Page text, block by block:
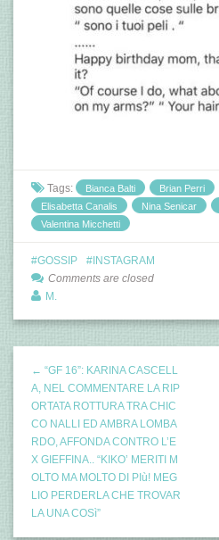
Tags: Bianca Balti Brian Perri
Elisabetta Canalis
Nina Senicar
Valentina Micchetti
GOSSIP
INSTAGRAM
Comments are closed
M.
← “GF 16”: KARINA CASCELL
A, NEL COMMENTARE LA RIP
ORTATA ROTTURA TRA CHIC
CO NALLI ED AMBRA LOMBA
RDO, AFFONDA CONTRO L’E
X GIEFFINA.. “KIKO’ MERITI M
OLTO MA MOLTO DI PIù! MEG
LIO PERDERLA CHE TROVAR
LA UNA COSì”